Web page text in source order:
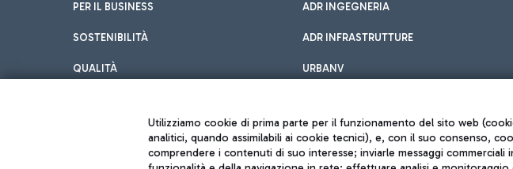
PER IL BUSINESS
SOSTENIBILITÀ
QUALITÀ
ADR INGEGNERIA
ADR INFRASTRUTTURE
URBANV
Utilizziamo cookie di prima parte per il funzionamento del sito web
analitici, quando assimilabili ai cookie tecnici), e, con il suo consenso,
comprendere i contenuti di suo interesse; inviarle messaggi